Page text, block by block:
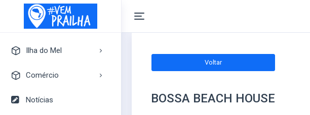
Ilha do Mel
A Ilha do Mel
Comércio
Pousadas
Notícias
Voltar
BOSSA BEACH HOUSE